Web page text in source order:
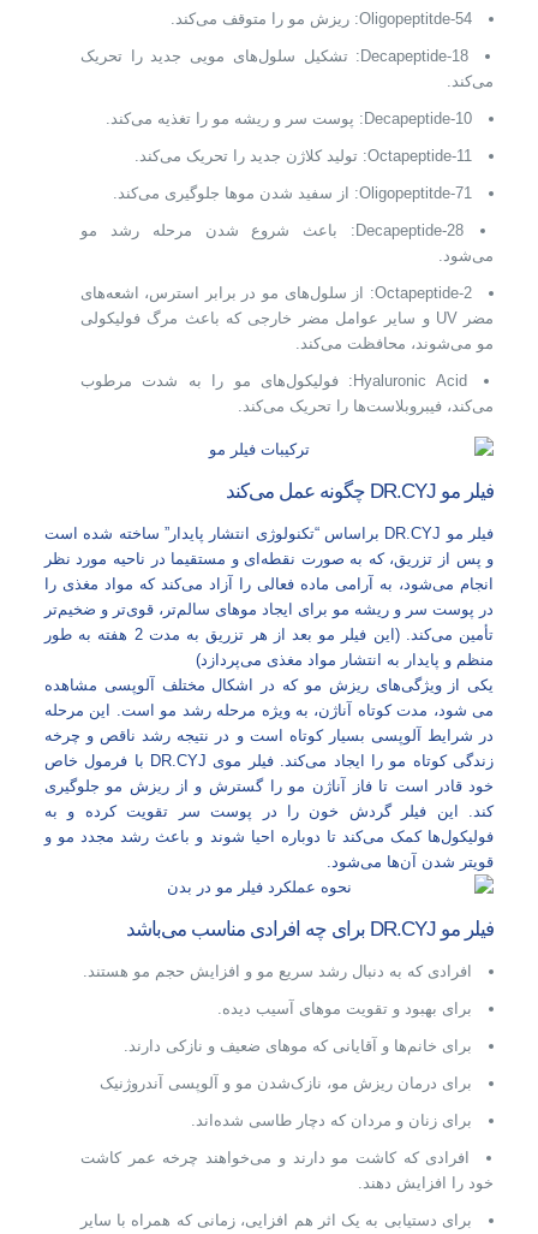
Oligopeptitde-54: ریزش مو را متوقف می‌کند.
Decapeptide-18: تشکیل سلول‌های مویی جدید را تحریک
می‌کند.
Decapeptide-10: پوست سر و ریشه مو را تغذیه می‌کند.
Octapeptide-11: تولید کلاژن جدید را تحریک می‌کند.
Oligopeptitde-71: از سفید شدن موها جلوگیری می‌کند.
Decapeptide-28: باعث شروع شدن مرحله رشد مو
می‌شود.
Octapeptide-2: از سلول‌های مو در برابر استرس، اشعه‌های
مضر UV و سایر عوامل مضر خارجی که باعث مرگ فولیکولی
مو می‌شوند، محافظت می‌کند.
Hyaluronic Acid: فولیکول‌های مو را به شدت مرطوب
می‌کند، فیبروبلاست‌ها را تحریک می‌کند.
فیلر مو DR.CYJ چگونه عمل می‌کند
فیلر مو DR.CYJ براساس “تکنولوژی انتشار پایدار” ساخته شده است
و پس از تزریق، که به صورت نقطه‌ای و مستقیما در ناحیه مورد نظر
انجام می‌شود، به آرامی ماده فعالی را آزاد می‌کند که مواد مغذی را
در پوست سر و ریشه مو برای ایجاد موهای سالم‌تر، قوی‌تر و ضخیم‌تر
تأمین می‌کند. (این فیلر مو بعد از هر تزریق به مدت 2 هفته به طور
منظم و پایدار به انتشار مواد مغذی می‌پردازد)
یکی از ویژگی‌های ریزش مو که در اشکال مختلف آلوپسی مشاهده
می شود، مدت کوتاه آناژن، به ویژه مرحله رشد مو است. این مرحله
در شرایط آلوپسی بسیار کوتاه است و در نتیجه رشد ناقص و چرخه
زندگی کوتاه مو را ایجاد می‌کند. فیلر موی DR.CYJ با فرمول خاص
خود قادر است تا فاز آناژن مو را گسترش و از ریزش مو جلوگیری
کند. این فیلر گردش خون را در پوست سر تقویت کرده و به
فولیکول‌ها کمک می‌کند تا دوباره احیا شوند و باعث رشد مجدد مو و
قویتر شدن آن‌ها می‌شود.
فیلر مو DR.CYJ برای چه افرادی مناسب می‌باشد
افرادی که به دنبال رشد سریع مو و افزایش حجم مو هستند.
برای بهبود و تقویت موهای آسیب دیده.
برای خانم‌ها و آقایانی که موهای ضعیف و نازکی دارند.
برای درمان ریزش مو، نازک‌شدن مو و آلوپسی آندروژنیک
برای زنان و مردان که دچار طاسی شده‌اند.
افرادی که کاشت مو دارند و می‌خواهند چرخه عمر کاشت
خود را افزایش دهند.
برای دستیابی به یک اثر هم افزایی، زمانی که همراه با سایر